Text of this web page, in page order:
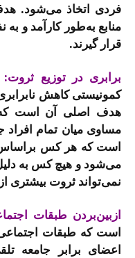
فردی اتخاذ می‌شود.
منابع به‌طور کارآمد و به
قرار گیرند.
برابری در توزیع ثروت:
کمونیستی کاهش
هدف اصلی آن است که
مساوی میان تمام افراد
است که هر کس براساس
می‌شود و هیچ کس به
نمی‌تواند ثروت بیشتری
ازبین‌بردن طبقات
است که طبقات اجتماعی
اعضای برابر جامعه